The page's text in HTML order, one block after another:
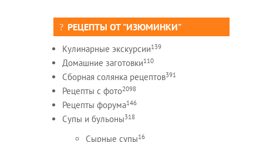
РЕЦЕПТЫ ОТ "ИЗЮМИНКИ"
Кулинарные экскурсии139
Домашние заготовки110
Сборная солянка рецептов391
Рецепты c фото2098
Рецепты форума146
Супы и бульоны318
Сырные супы16